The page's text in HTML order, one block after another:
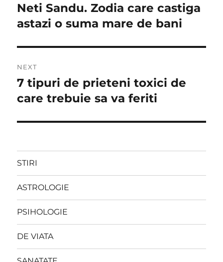
articole
post:
Neti Sandu. Zodia care castiga
astazi o suma mare de bani
NEXT
Next
post:
7 tipuri de prieteni toxici de
care trebuie sa va feriti
STIRI
ASTROLOGIE
PSIHOLOGIE
DE VIATA